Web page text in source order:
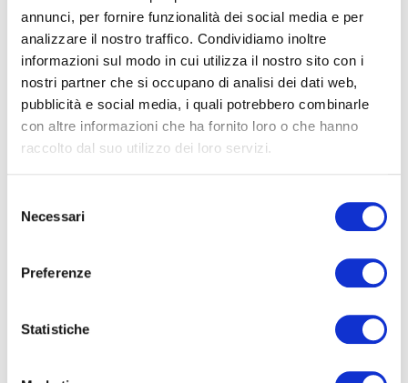
annunci, per fornire funzionalità dei social media e per
analizzare il nostro traffico. Condividiamo inoltre
informazioni sul modo in cui utilizza il nostro sito con i
nostri partner che si occupano di analisi dei dati web,
pubblicità e social media, i quali potrebbero combinarle
con altre informazioni che ha fornito loro o che hanno
raccolto dal suo utilizzo dei loro servizi.
delNecessari
Preferenze
Statistiche
AMOROSINO Francesco (Rome)
BENAGLIA Michela (Milan)
BERTI Giuliano (Turin)
CECCONI Gabriele (Perugia)
CHIARAPPA Alfredo (Potenza)
FOLGOSO Carlos (Florence)
PISTILLI Francesco (L’Aquila)
SAPIENZA Simone (Syracuse)
TODDE Francesca (Milan)
Group 2. Harry